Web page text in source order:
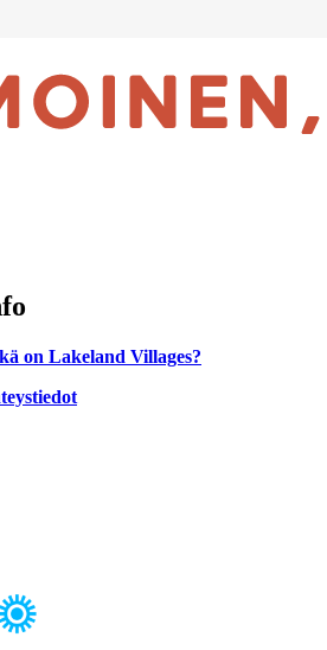
on Lakeland Villages?